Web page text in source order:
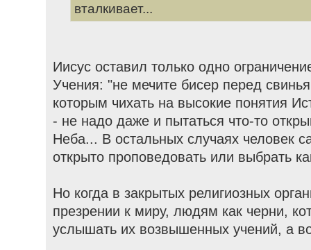
вталкивает...
Иисус оставил только одно
Учения: "не мечите бисер перед
которым чихать на высокие понятия
- не надо даже и пытаться что-то
Неба... В остальных случаях человек
открыто проповедовать или выбрать
Но когда в закрытых религиозных
презрении к миру, людям как черни,
услышать их возвышенных учений, а